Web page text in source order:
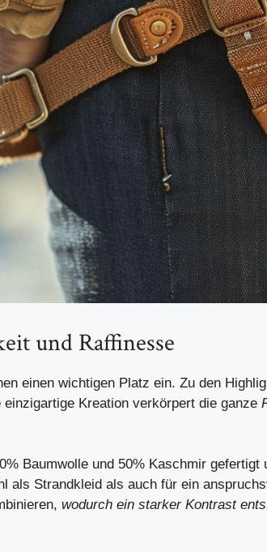
und Raffinesse
einen wichtigen Platz ein. Zu den
Kreation verkörpert die ganze
Baumwolle und 50% Kaschmir
Strandkleid als auch für ein
wodurch ein starker Kontrast